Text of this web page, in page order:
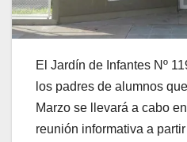
El Jardín de Infantes Nº
los padres de alumnos
Marzo se llevará a cabo
reunión informativa a